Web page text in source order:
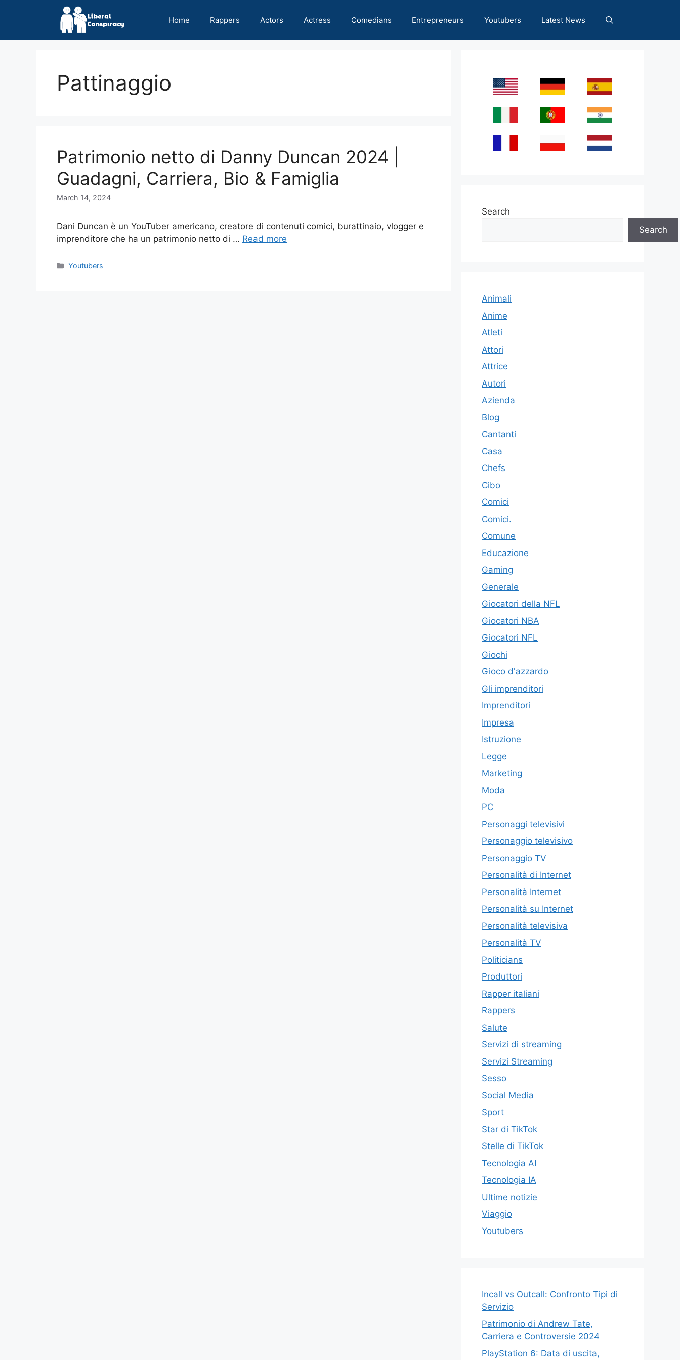
Home Rappers Actors Actress Comedians Entrepreneurs Youtubers Latest News
Pattinaggio
Patrimonio netto di Danny Duncan 2024 |
Guadagni, Carriera, Bio & Famiglia
March 14, 2024
Dani Duncan è un YouTuber americano, creatore di contenuti comici, burattinaio, vlogger e
imprenditore che ha un patrimonio netto di … Read more
Categories
Youtubers
Search
Search
Animali
Anime
Atleti
Attori
Attrice
Autori
Azienda
Blog
Cantanti
Casa
Chefs
Cibo
Comici
Comici.
Comune
Educazione
Gaming
Generale
Giocatori della NFL
Giocatori NBA
Giocatori NFL
Giochi
Gioco d'azzardo
Gli imprenditori
Imprenditori
Impresa
Istruzione
Legge
Marketing
Moda
PC
Personaggi televisivi
Personaggio televisivo
Personaggio TV
Personalità di Internet
Personalità Internet
Personalità su Internet
Personalità televisiva
Personalità TV
Politicians
Produttori
Rapper italiani
Rappers
Salute
Servizi di streaming
Servizi Streaming
Sesso
Social Media
Sport
Star di TikTok
Stelle di TikTok
Tecnologia AI
Tecnologia IA
Ultime notizie
Viaggio
Youtubers
Incall vs Outcall: Confronto Tipi di
Servizio
Patrimonio di Andrew Tate,
Carriera e Controversie 2024
PlayStation 6: Data di uscita,